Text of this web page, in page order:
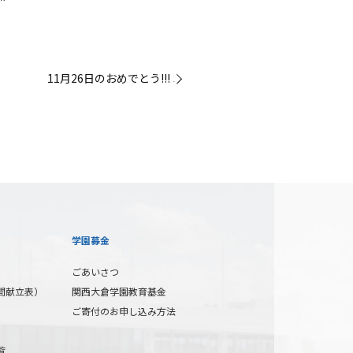
11月26日のおめでとう!!! »
立表）
学園募金
ごあいさつ
関西大倉学園教育基金
ご寄付のお申し込み方法